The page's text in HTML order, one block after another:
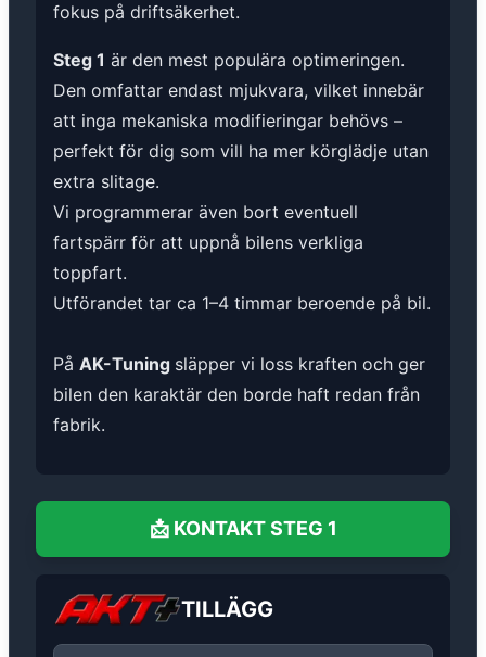
fokus på driftsäkerhet.
Steg 1 är den mest populära optimeringen.
Den omfattar endast mjukvara, vilket innebär
att inga mekaniska modifieringar behövs –
perfekt för dig som vill ha mer körglädje utan
extra slitage.
Vi programmerar även bort eventuell
fartspärr för att uppnå bilens verkliga
toppfart.
Utförandet tar ca 1–4 timmar beroende på bil.
På AK-Tuning släpper vi loss kraften och ger
bilen den karaktär den borde haft redan från
fabrik.
📩 KONTAKT STEG 1
TILLÄGG